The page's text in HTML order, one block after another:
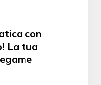
con
La tua